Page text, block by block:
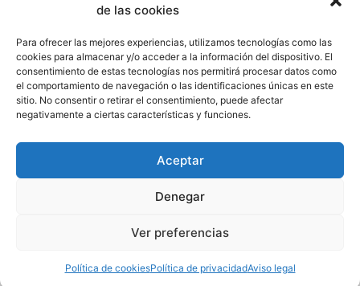
de las cookies
Para ofrecer las mejores experiencias, utilizamos tecnologías como las
cookies para almacenar y/o acceder a la información del dispositivo. El
consentimiento de estas tecnologías nos permitirá procesar datos como
el comportamiento de navegación o las identificaciones únicas en este
sitio. No consentir o retirar el consentimiento, puede afectar
negativamente a ciertas características y funciones.
Aceptar
Denegar
Ver preferencias
Política de cookiesPolítica de privacidadAviso legal
+34 600 875 604
+34 967 74 17 07
© Copyright – Libreria Legend – Web diseñada por